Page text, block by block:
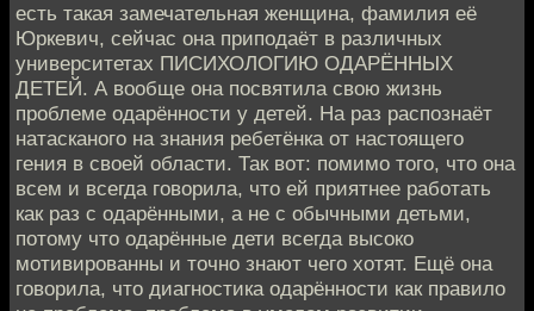
есть такая замечательная женщина, фамилия её
Юркевич, сейчас она приподаёт в различных
университетах ПИСИХОЛОГИЮ ОДАРЁННЫХ
ДЕТЕЙ. А вообще она посвятила свою жизнь
проблеме одарённости у детей. На раз распознаёт
натасканого на знания ребетёнка от настоящего
гения в своей области. Так вот: помимо того, что она
всем и всегда говорила, что ей приятнее работать
как раз с одарёнными, а не с обычными детьми,
потому что одарённые дети всегда высоко
мотивированны и точно знают чего хотят. Ещё она
говорила, что диагностика одарённости как правило